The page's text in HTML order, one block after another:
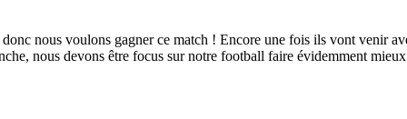
nous voulons gagner ce match ! Encore une fois ils vont venir
nous devons être focus sur notre football faire évidemment